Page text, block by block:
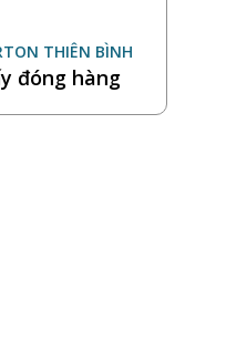
THIÊN BÌNH
đóng hàng